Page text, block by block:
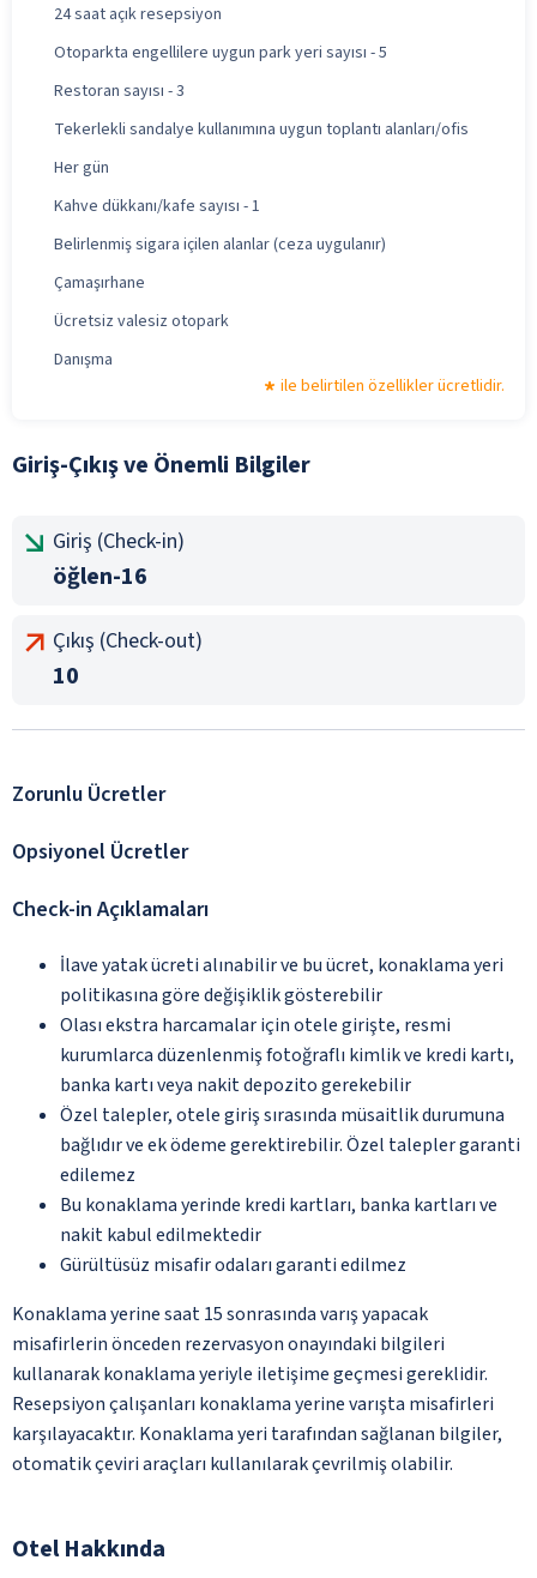
24 saat açık resepsiyon
Otoparkta engellilere uygun park yeri sayısı - 5
Restoran sayısı - 3
Tekerlekli sandalye kullanımına uygun toplantı alanları/ofis
Her gün
Kahve dükkanı/kafe sayısı - 1
Belirlenmiş sigara içilen alanlar (ceza uygulanır)
Çamaşırhane
Ücretsiz valesiz otopark
Danışma
ile belirtilen özellikler ücretlidir.
Giriş-Çıkış ve Önemli Bilgiler
Giriş (Check-in)
öğlen-16
Çıkış (Check-out)
10
Zorunlu Ücretler
Opsiyonel Ücretler
Check-in Açıklamaları
İlave yatak ücreti alınabilir ve bu ücret, konaklama yeri
politikasına göre değişiklik gösterebilir
Olası ekstra harcamalar için otele girişte, resmi
kurumlarca düzenlenmiş fotoğraflı kimlik ve kredi kartı,
banka kartı veya nakit depozito gerekebilir
Özel talepler, otele giriş sırasında müsaitlik durumuna
bağlıdır ve ek ödeme gerektirebilir. Özel talepler garanti
edilemez
Bu konaklama yerinde kredi kartları, banka kartları ve
nakit kabul edilmektedir
Gürültüsüz misafir odaları garanti edilmez
Konaklama yerine saat 15 sonrasında varış yapacak
misafirlerin önceden rezervasyon onayındaki bilgileri
kullanarak konaklama yeriyle iletişime geçmesi gereklidir.
Resepsiyon çalışanları konaklama yerine varışta misafirleri
karşılayacaktır. Konaklama yeri tarafından sağlanan bilgiler,
otomatik çeviri araçları kullanılarak çevrilmiş olabilir.
Otel Hakkında